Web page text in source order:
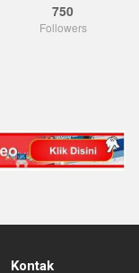
750
Followers
Kontak